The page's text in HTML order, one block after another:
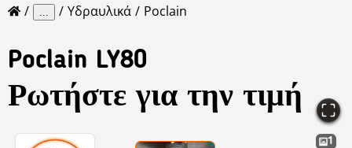
... Υδραυλικά Poclain
Poclain LY80
Ρωτήστε για την τιμή
1